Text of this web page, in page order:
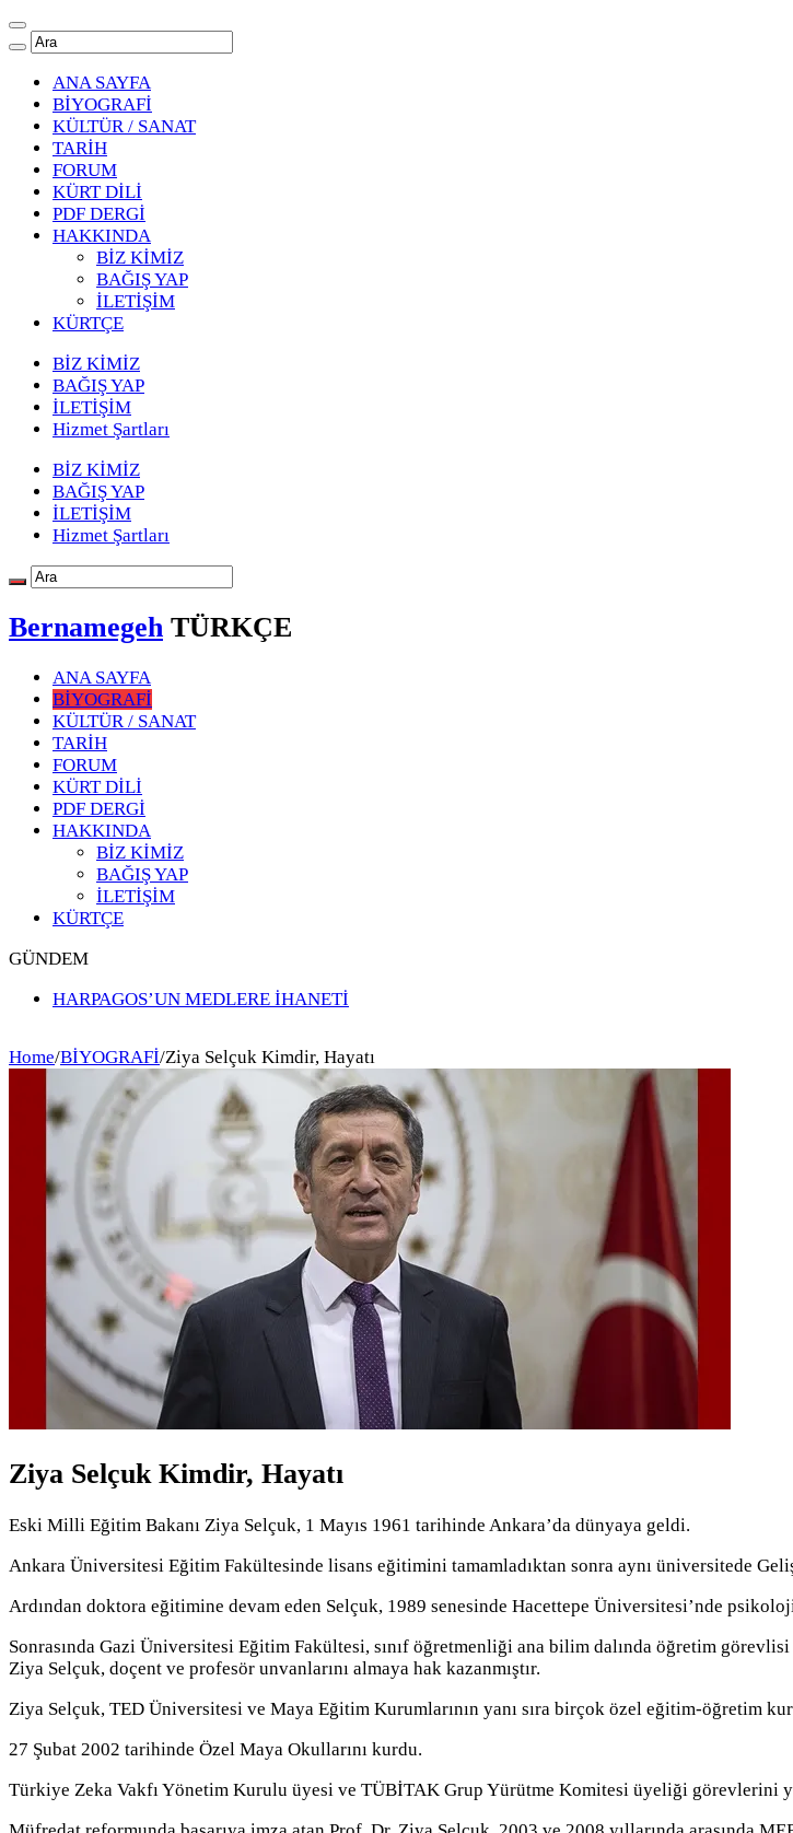
ANA SAYFA
BİYOGRAFİ
KÜLTÜR / SANAT
TARİH
FORUM
KÜRT DİLİ
PDF DERGİ
HAKKINDA
BİZ KİMİZ
BAĞIŞ YAP
İLETİŞİM
KÜRTÇE
BİZ KİMİZ
BAĞIŞ YAP
İLETİŞİM
Hizmet Şartları
BİZ KİMİZ
BAĞIŞ YAP
İLETİŞİM
Hizmet Şartları
Bernamegeh TÜRKÇE
ANA SAYFA
BİYOGRAFİ
KÜLTÜR / SANAT
TARİH
FORUM
KÜRT DİLİ
PDF DERGİ
HAKKINDA
BİZ KİMİZ
BAĞIŞ YAP
İLETİŞİM
KÜRTÇE
GÜNDEM
HARPAGOS’UN MEDLERE İHANETİ
Home/BİYOGRAFİ/Ziya Selçuk Kimdir, Hayatı
Ziya Selçuk Kimdir, Hayatı
Eski Milli Eğitim Bakanı Ziya Selçuk, 1 Mayıs 1961 tarihinde Ankara’da dünyaya geldi.
Ankara Üniversitesi Eğitim Fakültesinde lisans eğitimini tamamladıktan sonra aynı üniversitede
Ardından doktora eğitimine devam eden Selçuk, 1989 senesinde Hacettepe Üniversitesi’nde
Sonrasında Gazi Üniversitesi Eğitim Fakültesi, sınıf öğretmenliği ana bilim dalında öğretim
Ziya Selçuk, doçent ve profesör unvanlarını almaya hak kazanmıştır.
Ziya Selçuk, TED Üniversitesi ve Maya Eğitim Kurumlarının yanı sıra birçok özel eğitim-öğretim
27 Şubat 2002 tarihinde Özel Maya Okullarını kurdu.
Türkiye Zeka Vakfı Yönetim Kurulu üyesi ve TÜBİTAK Grup Yürütme Komitesi üyeliği görevlerini